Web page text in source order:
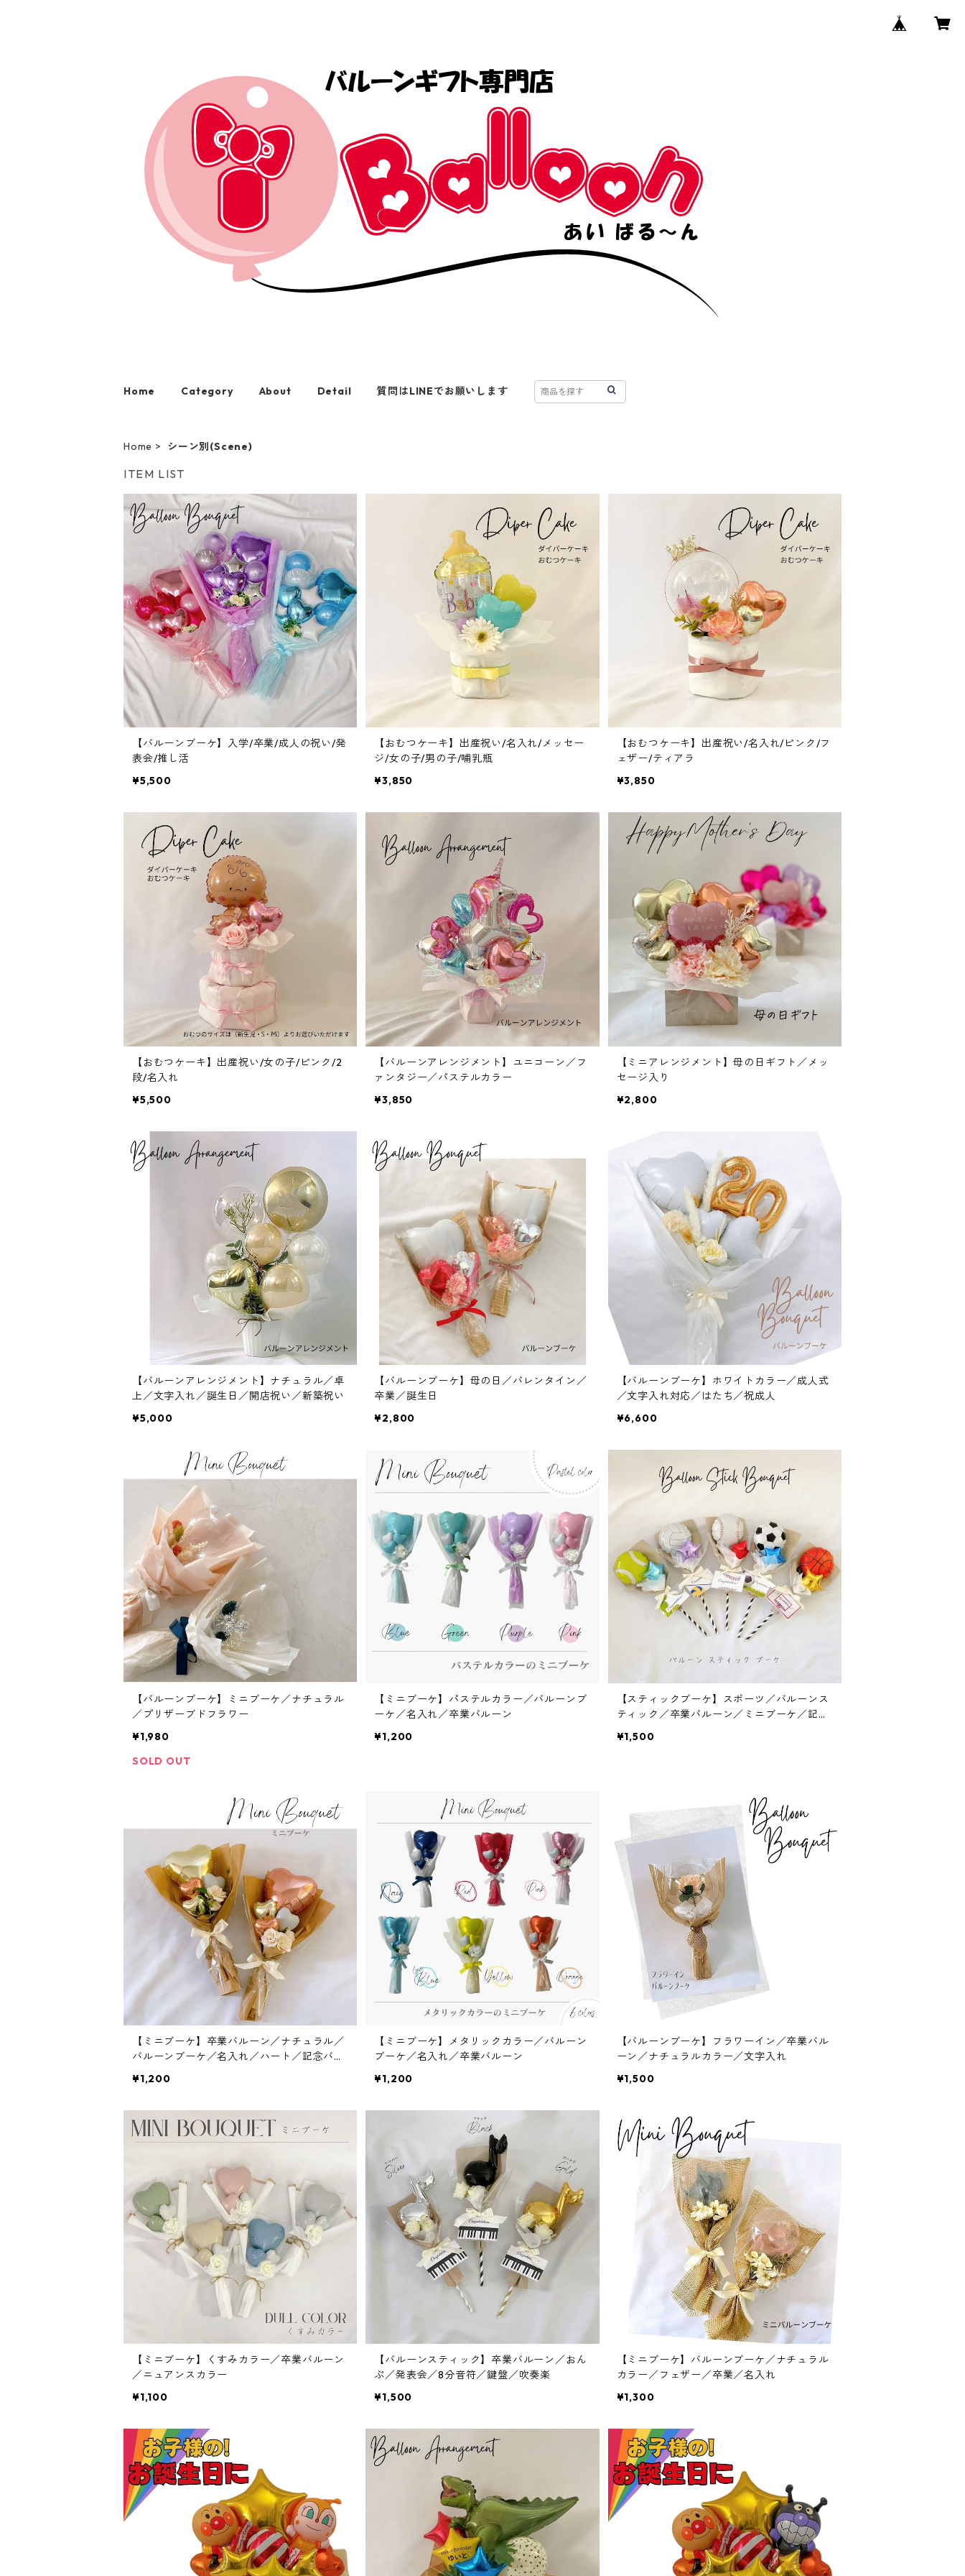
Home Category About Detail 質問はLINEでお願いします
Home シーン別(Scene)
ITEM LIST
【バルーンブーケ】入学/卒業/成人の祝い/発
表会/推し活
¥5,500
【おむつケーキ】出産祝い/名入れ/メッセー
ジ/女の子/男の子/哺乳瓶
¥3,850
【おむつケーキ】出産祝い/名入れ/ピンク/フ
ェザー/ティアラ
¥3,850
【おむつケーキ】出産祝い/女の子/ピンク/2
段/名入れ
¥5,500
【バルーンアレンジメント】ユニコーン／フ
ァンタジー／パステルカラー
¥3,850
【ミニアレンジメント】母の日ギフト／メッ
セージ入り
¥2,800
【バルーンアレンジメント】ナチュラル／卓
上／文字入れ／誕生日／開店祝い／新築祝い
¥5,000
【バルーンブーケ】母の日／バレンタイン／
卒業／誕生日
¥2,800
【バルーンブーケ】ホワイトカラー／成人式
／文字入れ対応／はたち／祝成人
¥6,600
【バルーンブーケ】ミニブーケ／ナチュラル
／プリザーブドフラワー
¥1,980
SOLD OUT
【ミニブーケ】パステルカラー／バルーンブ
ーケ／名入れ／卒業バルーン
¥1,200
【スティックブーケ】スポーツ／バルーンス
ティック／卒業バルーン／ミニブーケ／記念
¥1,500
【ミニブーケ】卒業バルーン／ナチュラル／
バルーンブーケ／名入れ／ハート／記念バル
¥1,200
【ミニブーケ】メタリックカラー／バルーン
ブーケ／名入れ／卒業バルーン
¥1,200
【バルーンブーケ】フラワーイン／卒業バル
ーン／ナチュラルカラー／文字入れ
¥1,500
【ミニブーケ】くすみカラー／卒業バルーン
／ニュアンスカラー
¥1,100
【バルーンスティック】卒業バルーン／おん
ぷ／発表会／8分音符／鍵盤／吹奏楽
¥1,500
【ミニブーケ】バルーンブーケ／ナチュラル
カラー／フェザー／卒業／名入れ
¥1,300